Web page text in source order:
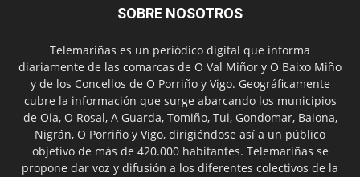
SOBRE NOSOTROS
Telemariñas es un periódico digital que informa
diariamente de las comarcas de O Val Miñor y O Baixo Miño
y de los Concellos de O Porriño y Vigo. Geográficamente
cubre la información que surge abarcando los municipios
de Oia, O Rosal, A Guarda, Tomiño, Tui, Gondomar, Baiona,
Nigrán, O Porriño y Vigo, dirigiéndose así a un público
objetivo de más de 420.000 habitantes. Telemariñas se
propone dar voz y difusión a los diferentes colectivos de la